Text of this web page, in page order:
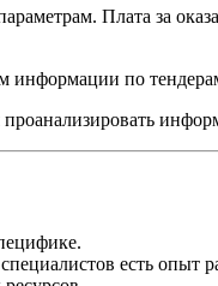
Плата за
по
есть опыт